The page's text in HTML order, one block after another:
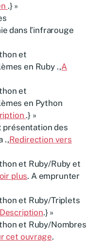
.} »
dans l’infrarouge
et
en Ruby .,A
et
en Python
.} »
présentation des
.,Redirection vers
et Ruby/Ruby et
plus. A emprunter
et Ruby/Triplets
Description.} »
et Ruby/Nombres
cet ouvrage.